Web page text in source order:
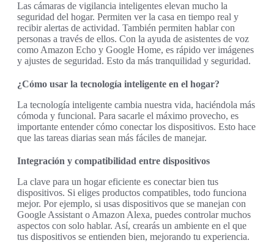
Las cámaras de vigilancia inteligentes elevan mucho la
seguridad del hogar. Permiten ver la casa en tiempo real y
recibir alertas de actividad. También permiten hablar con
personas a través de ellos. Con la ayuda de asistentes de voz
como Amazon Echo y Google Home, es rápido ver imágenes
y ajustes de seguridad. Esto da más tranquilidad y seguridad.
¿Cómo usar la tecnología inteligente en el hogar?
La tecnología inteligente cambia nuestra vida, haciéndola más
cómoda y funcional. Para sacarle el máximo provecho, es
importante entender cómo conectar los dispositivos. Esto hace
que las tareas diarias sean más fáciles de manejar.
Integración y compatibilidad entre dispositivos
La clave para un hogar eficiente es conectar bien tus
dispositivos. Si eliges productos compatibles, todo funciona
mejor. Por ejemplo, si usas dispositivos que se manejan con
Google Assistant o Amazon Alexa, puedes controlar muchos
aspectos con solo hablar. Así, crearás un ambiente en el que
tus dispositivos se entienden bien, mejorando tu experiencia.